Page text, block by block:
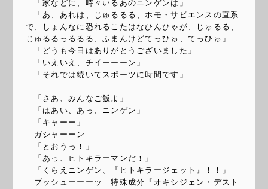
「家などに、時々いるあのニンゲンは」
「あ、あれは、じゅるるる、ホモ・サピエンスの直系
で、しょんなに恐れるこたはなひんひゃが、じゅるる、
じゅるるっるるる、ふまんけどてっひゅ、てっひゅ」
「どうも今日はありがとうございました」
「いえいえ、チイーーーン」
「それでは続いてスポーツに時間です」
「さあ、みんなご飯よ」
「はあい、あっ、ニンゲン」
「キャーー」
ガシャーーン
「とおうっ！」
「あっ、ヒトキラーマンだ！」
「くらえニンゲン、『ヒトキラージェット』！！」
ブッシューーーッ 特殊成分『オキシジェン・デスト